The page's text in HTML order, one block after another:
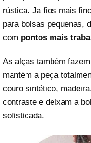
rústica. Já fios mais
para bolsas pequenas,
com pontos mais
As alças também
mantém a peça
couro sintético,
contraste e deixam a
sofisticada.